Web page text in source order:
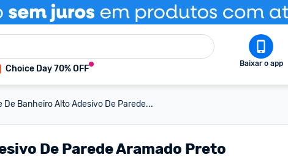
Choice Day 70% OFF Baixar o app
De Banheiro Alto Adesivo De Parede...
De Parede Aramado Preto